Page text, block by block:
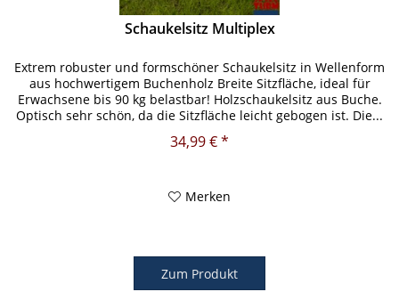
Schaukelsitz Multiplex
Extrem robuster und formschöner Schaukelsitz in Wellenform
aus hochwertigem Buchenholz Breite Sitzfläche, ideal für
Erwachsene bis 90 kg belastbar! Holzschaukelsitz aus Buche.
Optisch sehr schön, da die Sitzfläche leicht gebogen ist. Die...
34,99 € *
Merken
Zum Produkt